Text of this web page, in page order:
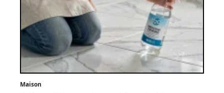
Maison